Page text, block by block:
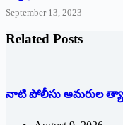
September 13, 2023
Related Posts
నాటి పోలీసు అమరుల